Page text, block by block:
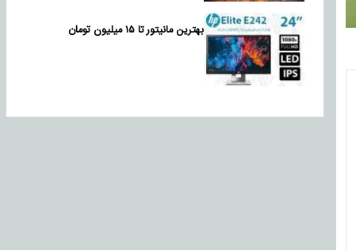
بهترین مانیتور تا ۱۵ میلیون تومان